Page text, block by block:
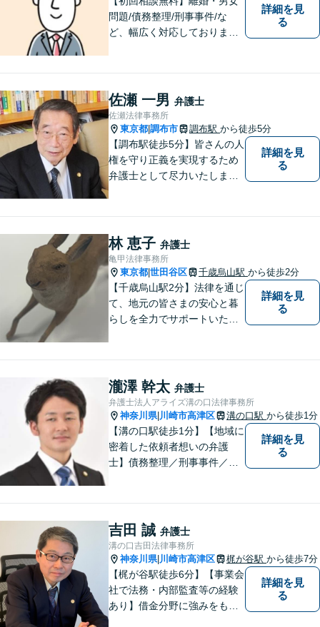
問題/債務整理/刑事事件/な
ど、幅広く対応しておりま
した弁護活動を行います。
【電話相談可】
詳細を見
る
佐瀬 一男 弁護士
佐瀬法律事務所
東京都 調布市 調布駅 から徒歩5分
【調布駅徒歩5分】皆さんの人
権を守り正義を実現するため
弁護士として尽力いたしま
詳細を見
る
林 恵子 弁護士
亀甲法律事務所
東京都 世田谷区 千歳烏山駅 から徒歩2分
【千歳烏山駅2分】法律を通じ
て、地元の皆さまの安心と暮
らしを全力でサポートいたし
に複雑なお悩みでも、安心し
てご相談ください。※電話は
面談予約のみ。【地域密着型
の法律事務所】
詳細を見
る
瀧澤 幹太 弁護士
弁護士法人アライズ溝の口法律事務所
神奈川県| 川崎市高津区 溝の口駅 から徒歩1分
【溝の口駅徒歩1分】【地域に
密着した依頼者想いの弁護
士】債務整理／刑事事件／離
弁護を進めてまいります。ま
ずはお気軽にご相談くださ
い。
詳細を見
る
吉田 誠 弁護士
溝の口吉田法律事務所
神奈川県| 川崎市高津区 梶が谷駅 から徒歩7分
【梶が谷駅徒歩6分】【事業会
社で法務・内部監査等の経験
あり】借金分野に強みをも
詳細を見
る